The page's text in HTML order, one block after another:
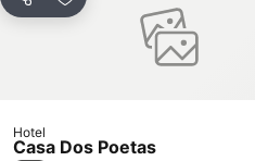
Estação comboios de Leiria
Complexo Municipal de Piscinas de Leiria
Pelos Caminhos da Batalha do Vimeiro
PartilharAdicionar aos favoritos
Hotel
Casa Dos Poetas